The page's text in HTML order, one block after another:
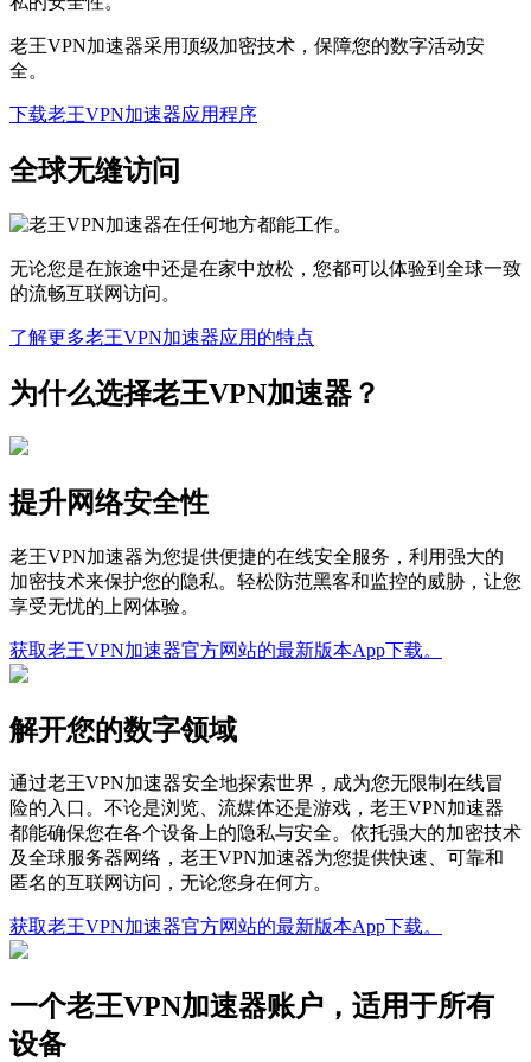
老王VPN加速器采用顶级加密技术，保障您的数字活动安
全。
下载老王VPN加速器应用程序
全球无缝访问
无论您是在旅途中还是在家中放松，您都可以体验到全球一致
的流畅互联网访问。
了解更多老王VPN加速器应用的特点
为什么选择老王VPN加速器？
提升网络安全性
老王VPN加速器为您提供便捷的在线安全服务，利用强大的
加密技术来保护您的隐私。轻松防范黑客和监控的威胁，让您
享受无忧的上网体验。
获取老王VPN加速器官方网站的最新版本App下载。
解开您的数字领域
通过老王VPN加速器安全地探索世界，成为您无限制在线冒
险的入口。不论是浏览、流媒体还是游戏，老王VPN加速器
都能确保您在各个设备上的隐私与安全。依托强大的加密技术
及全球服务器网络，老王VPN加速器为您提供快速、可靠和
匿名的互联网访问，无论您身在何方。
获取老王VPN加速器官方网站的最新版本App下载。
一个老王VPN加速器账户，适用于所有
设备